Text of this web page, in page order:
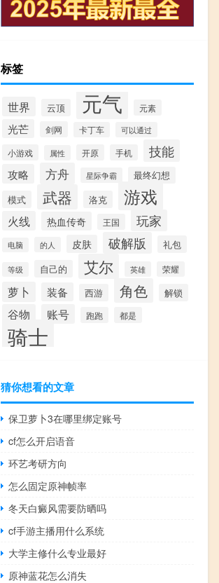
标签
世界 云顶 元气 元素
光芒 剑网 卡丁车 可以通过
小游戏 属性 开原 手机 技能
攻略 方舟 星际争霸 最终幻想
模式 武器 洛克 游戏
火线 热血传奇 王国 玩家
电脑 的人 皮肤 破解版 礼包
等级 自己的 艾尔 英雄 荣耀
萝卜 装备 西游 角色 解锁
谷物 账号 跑跑 都是
骑士
猜你想看的文章
保卫萝卜3在哪里绑定账号
cf怎么开启语音
环艺考研方向
怎么固定原神帧率
冬天白癜风需要防晒吗
cf手游主播用什么系统
大学主修什么专业最好
原神蓝花怎么消失